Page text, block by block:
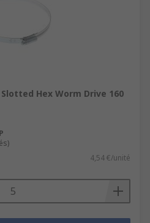
Hex Worm Drive 160
4,54 €/unité